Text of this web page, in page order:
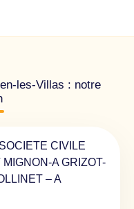
les-Villas : notre
CIVILE
A GRIZOT-
– A